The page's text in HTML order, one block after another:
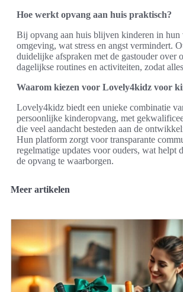
Hoe werkt opvang aan huis praktisch?
Bij opvang aan huis blijven kinderen in hun
omgeving, wat stress en angst vermindert.
duidelijke afspraken met de gastouder over
dagelijkse routines en activiteiten, zodat
Waarom kiezen voor Lovely4kidz voor
Lovely4kidz biedt een unieke combinatie
persoonlijke kinderopvang, met
die veel aandacht besteden aan de
Hun platform zorgt voor transparante
regelmatige updates voor ouders, wat helpt
de opvang te waarborgen.
Meer artikelen